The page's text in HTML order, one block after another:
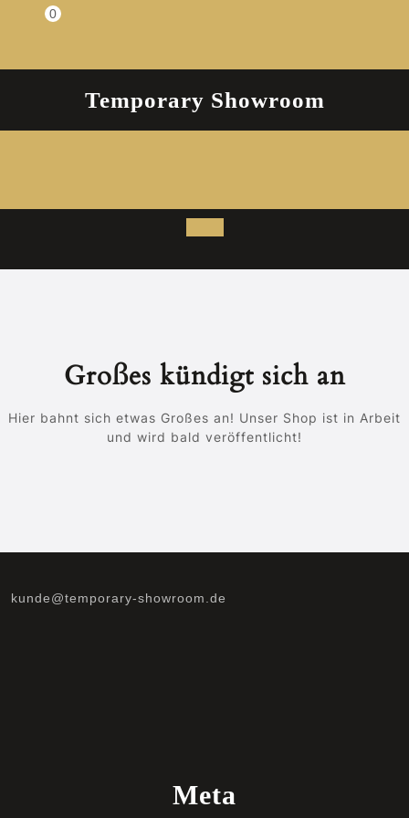
Einkaufswagen
0
Temporary Showroom
Open
Button
Großes kündigt sich an
Hier bahnt sich etwas Großes an! Unser Shop ist in Arbeit
und wird bald veröffentlicht!
kunde@temporary-showroom.de
Meta